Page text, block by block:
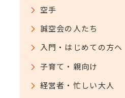
空手
誠空会の人たち
入門・はじめての方へ
子育て・親向け
経営者・忙しい大人